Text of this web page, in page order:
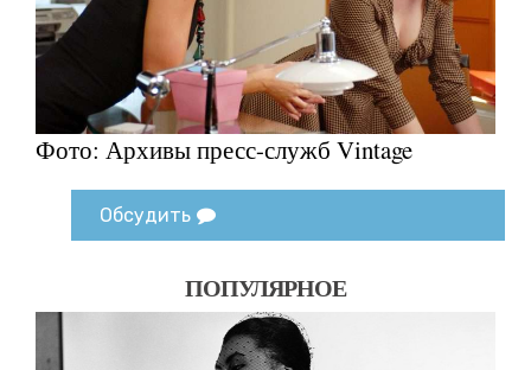
Фото: Архивы пресс-служб Vintage
Обсудить
ПОПУЛЯРНОЕ